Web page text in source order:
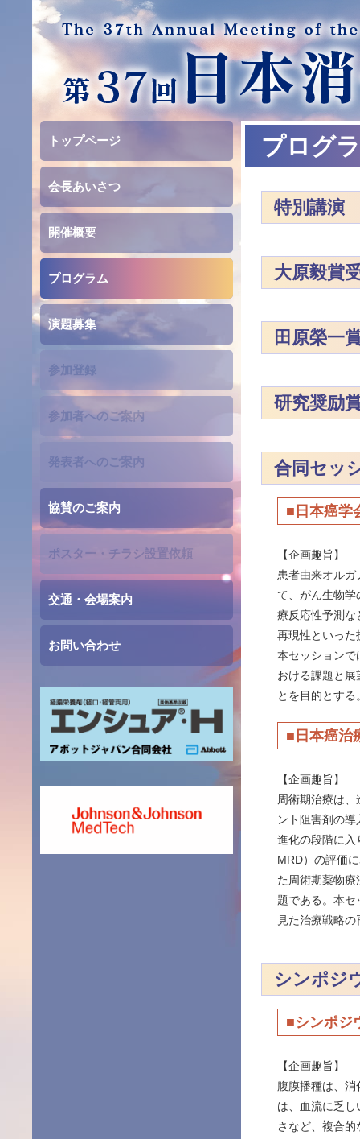
トップページ
会長あいさつ
開催概要
プログラム
演題募集
参加登録
参加者へのご案内
発表者へのご案内
協賛のご案内
ポスター・チラシ設置依頼
交通・会場案内
お問い合わせ
プログ
特別講演
大原毅賞
田原榮一
研究奨励
合同セッ
■日本癌学
【企画趣旨】
患者由来オル
て、がん生物
療反応性予測な
再現性といった
本セッションで
おける課題と
とを目的とする
■日本癌治
【企画趣旨】
周術期治療は
ント阻害剤の
進化の段階に
MRD）の評価
た周術期薬物
題である。本
見た治療戦略
シンポジ
■シンポジ
【企画趣旨】
腹膜播種は、
は、血流に乏
さなど、複合